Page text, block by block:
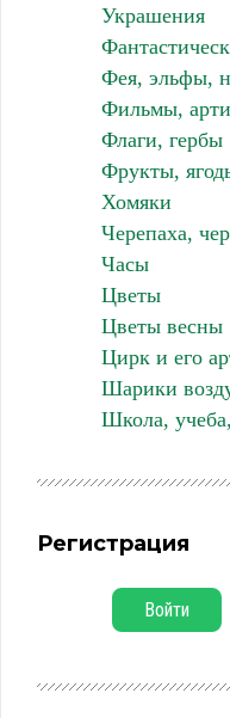
Украшения
Фея, эльфы,
Фильмы,
Флаги, гербы
Фрукты,
Хомяки
Черепаха,
Часы
Цветы
Цветы весны
Цирк и его
Шарики
Школа,
Регистрация
Войти